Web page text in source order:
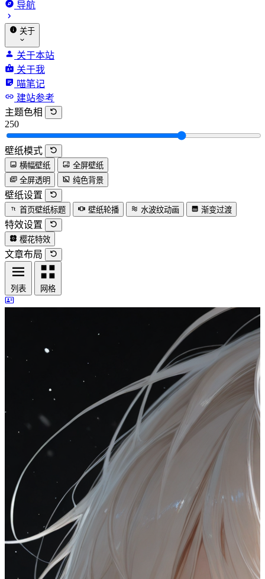
导航
关于
关于本站
关于我
喵笔记
建站参考
主题色相
250
壁纸模式
横幅壁纸
全屏壁纸
全屏透明
纯色背景
壁纸设置
首页壁纸标题 壁纸轮播 水波纹动画 渐变过渡
特效设置
樱花特效
文章布局
列表 网格